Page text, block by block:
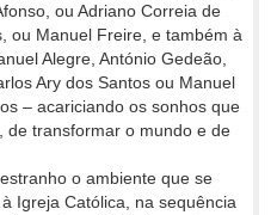
ou Adriano Correia de
ou Manuel Freire, e também à
Alegre, António Gedeão,
Ary dos Santos ou Manuel
– acariciando os sonhos que
de transformar o mundo e de
o ambiente que se
Igreja Católica, na sequência